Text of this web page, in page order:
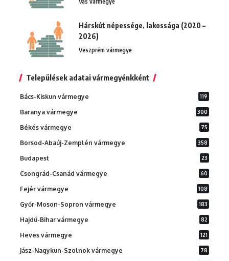
Hárskút népessége, lakossága (2020 –
2026)
Veszprém vármegye
Települések adatai vármegyénkként
Bács-Kiskun vármegye 119
Baranya vármegye 300
Békés vármegye 75
Borsod-Abaúj-Zemplén vármegye 358
Budapest 23
Csongrád-Csanád vármegye 60
Fejér vármegye 108
Győr-Moson-Sopron vármegye 183
Hajdú-Bihar vármegye 82
Heves vármegye 121
Jász-Nagykun-Szolnok vármegye 78